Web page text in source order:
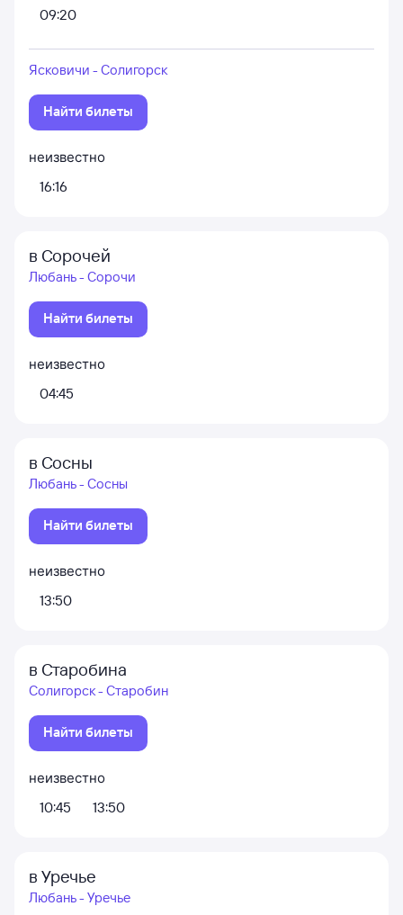
09:20
Ясковичи - Солигорск
Найти билеты
неизвестно
16:16
в Сорочей
Любань - Сорочи
Найти билеты
неизвестно
04:45
в Сосны
Любань - Сосны
Найти билеты
неизвестно
13:50
в Старобина
Солигорск - Старобин
Найти билеты
неизвестно
10:45
13:50
в Уречье
Любань - Уречье